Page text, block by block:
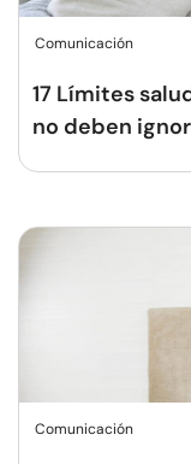
Comunicación
17 Límites
no deben
Comunicación